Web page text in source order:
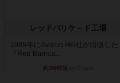
レッドバリケ－ド工場
1989年にAvalon Hill社が出版した
『Red Barrica...
約3時間前